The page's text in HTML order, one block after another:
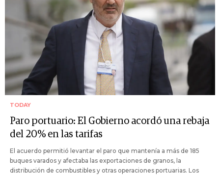
TODAY
Paro portuario: El Gobierno acordó una rebaja
del 20% en las tarifas
El acuerdo permitió levantar el paro que mantenía a más de 185
buques varados y afectaba las exportaciones de granos, la
distribución de combustibles y otras operaciones portuarias. Los